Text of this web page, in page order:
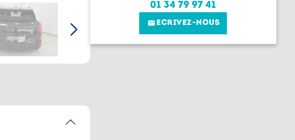
01 34 79 97 41
ECRIVEZ-NOUS